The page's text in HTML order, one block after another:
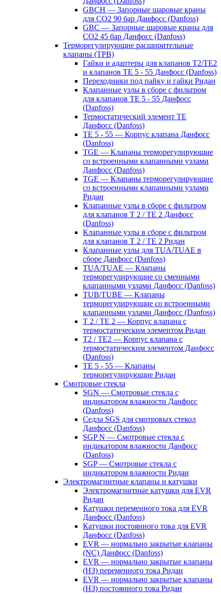
GBCH — Запорные шаровые краны
для CO2 90 бар Данфосс (Danfoss)
GBC — Запорные шаровые краны для
CO2 45 бар Данфосс (Danfoss)
Терморегулирующие расширительные
клапаны (ТРВ)
Гайки и адаптеры для клапанов T2/TE2
и клапанов TE 5 - 55 Данфосс (Danfoss)
Переходники под пайку и гайки Ридан
Клапанные узлы в сборе с фильтром
для клапанов TE 5 - 55 Данфосс
(Danfoss)
Термостатический элемент TE
Данфосс (Danfoss)
TE 5 - 55 — Корпус клапана Данфосс
(Danfoss)
TGE — Клапаны терморегулирующие
со встроенными клапанными узлами
Данфосс (Danfoss)
TGE — Клапаны терморегулирующие
со встроенными клапанными узлами
Ридан
Клапанные узлы в сборе с фильтром
для клапанов T 2 / TE 2 Данфосс
(Danfoss)
Клапанные узлы в сборе с фильтром
для клапанов T 2 / TE 2 Ридан
Клапанные узлы для TUA/TUAE в
сборе Данфосс (Danfoss)
TUA/TUAE — Клапаны
терморегулирующие со сменными
клапанными узлами Данфосс (Danfoss)
TUB/TUBE — Клапаны
терморегулирующие со встроенными
клапанными узлами Данфосс (Danfoss)
T 2 / TE 2 — Корпус клапана с
термостатическим элементом Ридан
T2 / TE2 — Корпус клапана с
термостатическим элементом Данфосс
(Danfoss)
TE 5 - 55 — Клапаны
терморегулирующие Ридан
Смотровые стекла
SGN — Смотровые стекла с
индикатором влажности Данфосс
(Danfoss)
Седла SGS для смотровых стекол
Данфосс (Danfoss)
SGP N — Смотровые стекла с
индикатором влажности Данфосс
(Danfoss)
SGP — Смотровые стекла с
индикатором влажности Ридан
Электромагнитные клапаны и катушки
Электромагнитные катушки для EVR
Ридан
Катушки переменного тока для EVR
Данфосс (Danfoss)
Катушки постоянного тока для EVR
Данфосс (Danfoss)
EVR — нормально закрытые клапаны
(NC) Данфосс (Danfoss)
EVR — нормально закрытые клапаны
(НЗ) переменного тока Ридан
EVR — нормально закрытые клапаны
(НЗ) постоянного тока Ридан